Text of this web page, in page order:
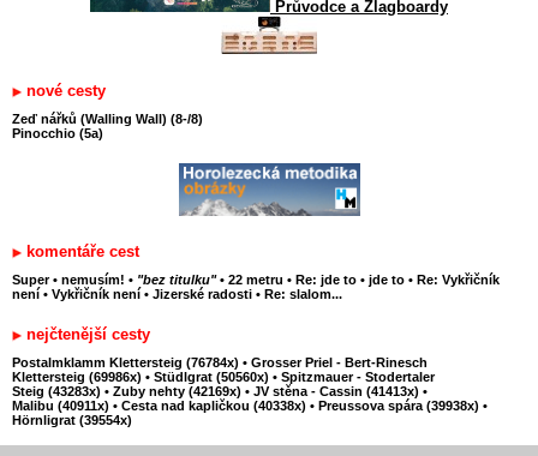
Průvodce a Zlagboardy
nové cesty
Zeď nářků (Walling Wall) (8-/8)
Pinocchio (5a)
komentáře cest
Super • nemusím! • "bez titulku" • 22 metru • Re: jde to • jde to • Re: Vykřičník
není • Vykřičník není • Jizerské radosti • Re: slalom...
nejčtenější cesty
Postalmklamm Klettersteig (76784x) • Grosser Priel - Bert-Rinesch
Klettersteig (69986x) • Stüdlgrat (50560x) • Spitzmauer - Stodertaler
Steig (43283x) • Zuby nehty (42169x) • JV stěna - Cassin (41413x) •
Malibu (40911x) • Cesta nad kapličkou (40338x) • Preussova spára (39938x) •
Hörnligrat (39554x)